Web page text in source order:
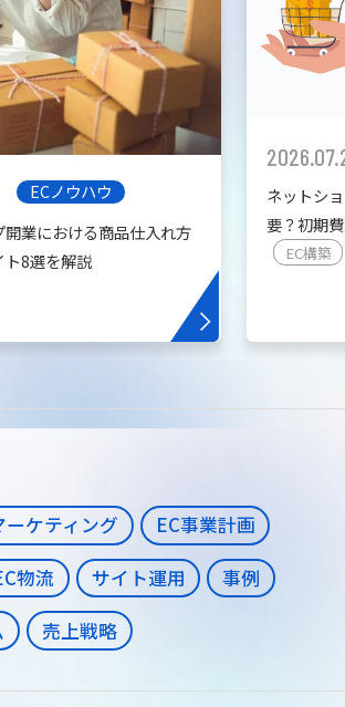
拡張プラグイン一覧
カスタマイズ開発
ECノウハウ
業における商品仕入れ方
8選を解説
ネットシ
要？初期
を紹介
EC構築
ーケティング
EC事業計画
物流 サイト運用
事例
売上戦略